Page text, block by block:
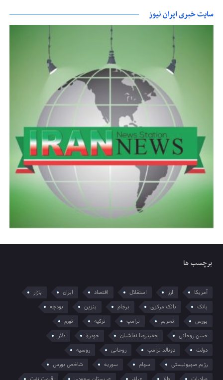
سایت خبری ایران نیوز
برچسب ها
آمریکا ارز استقلال اقتصاد ایران
بازار
بانک
بانک مرکزی برجام بنزین
بودجه
بورس
تحریم ترامپ ترکیه
تورم
حسن روحانی
حمیدرضا نقاشیان خودرو
دلار
دولت
دونالد ترامپ روحانی
روسیه
رژیم صهیونیستی
سهام سوریه
شاخص بورس